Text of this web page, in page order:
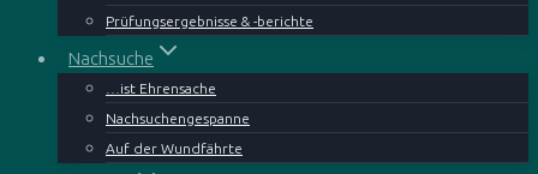
Prüfungsergebnisse & -berichte
Nachsuche
…ist Ehrensache
Nachsuchengespanne
Auf der Wundfährte